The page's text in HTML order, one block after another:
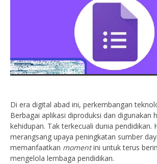
Di era digital abad ini, perkembangan
Berbagai aplikasi diproduksi dan digunakan
kehidupan. Tak terkecuali dunia pendidikan.
merangsang upaya peningkatan sumber
memanfaatkan momentini untuk terus
mengelola lembaga pendidikan.